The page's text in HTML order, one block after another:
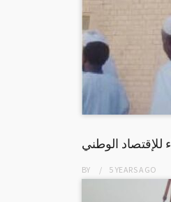
للإقتصاد الوطني
BY 5 YEARSAGO